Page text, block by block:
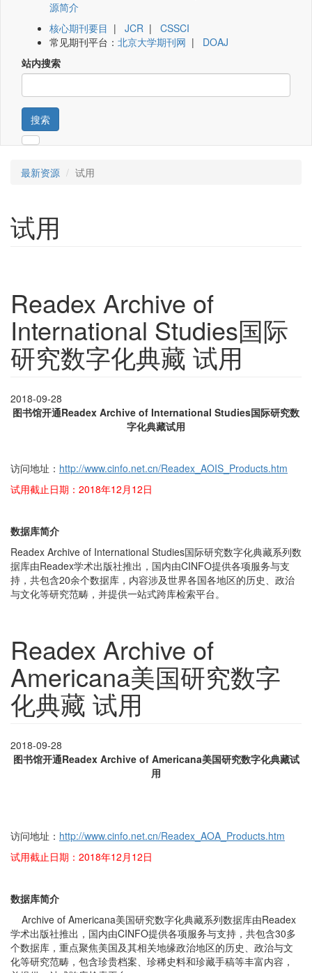
源简介
核心期刊要目 | JCR | CSSCI
常见期刊平台： 北京大学期刊网 | DOAJ
站内搜索
搜索
最新资源 试用
试用
Readex Archive of
International Studies国际
研究数字化典藏 试用
2018-09-28
图书馆开通Readex Archive of International Studies国际研究数
字化典藏试用
访问地址： http://www.cinfo.net.cn/Readex_AOIS_Products.htm
试用截止日期：2018年12月12日
数据库简介
Readex Archive of International Studies国际研究数字化典藏系列数
据库由Readex学术出版社推出，国内由CINFO提供各项服务与支
持，共包含20余个数据库，内容涉及世界各国各地区的历史、政治
与文化等研究范畴，并提供一站式跨库检索平台。
Readex Archive of
Americana美国研究数字
化典藏 试用
2018-09-28
图书馆开通Readex Archive of Americana美国研究数字化典藏试
用
访问地址： http://www.cinfo.net.cn/Readex_AOA_Products.htm
试用截止日期：2018年12月12日
数据库简介
Archive of Americana美国研究数字化典藏系列数据库由Readex
学术出版社推出，国内由CINFO提供各项服务与支持，共包含30多
个数据库，重点聚焦美国及其相关地缘政治地区的历史、政治与文
化等研究范畴，包含珍贵档案、珍稀史料和珍藏手稿等丰富内容，